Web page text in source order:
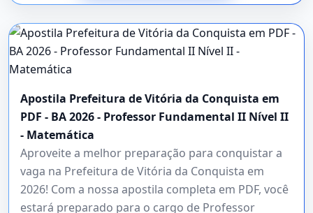
Apostila Prefeitura de Vitória da Conquista em
PDF - BA 2026 - Professor Fundamental II Nível II
- Matemática
Aproveite a melhor preparação para conquistar a
vaga na Prefeitura de Vitória da Conquista em
2026! Com a nossa apostila completa em PDF, você
estará preparado para o cargo de Professor